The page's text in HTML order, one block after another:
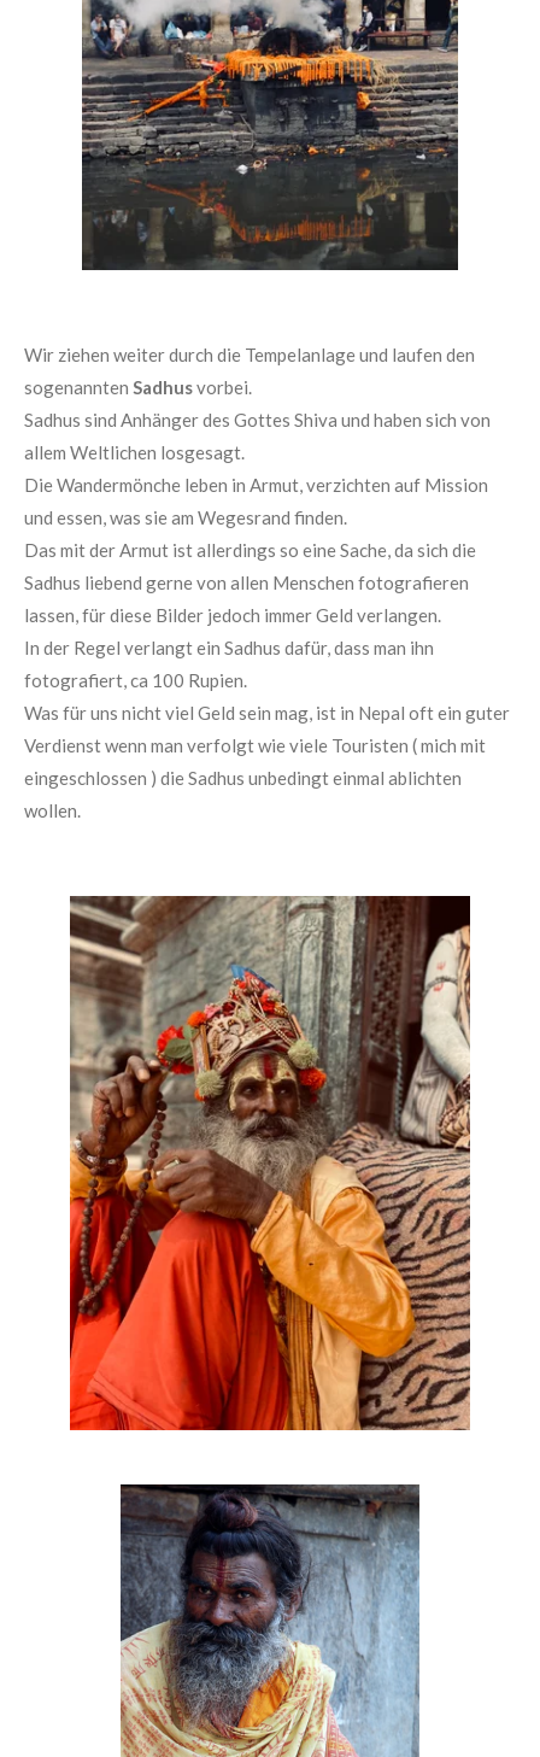
Wir ziehen weiter durch die Tempelanlage und laufen den
sogenannten Sadhusvorbei.
Sadhus sind Anhänger des Gottes Shiva und haben sich von
allem Weltlichen losgesagt.
Die Wandermönche leben in Armut, verzichten auf Mission
und essen, was sie am Wegesrand finden.
Das mit der Armut ist allerdings so eine Sache, da sich die
Sadhus liebend gerne von allen Menschen fotografieren
lassen, für diese Bilder jedoch immer Geld verlangen.
In der Regel verlangt ein Sadhus dafür, dass man ihn
fotografiert, ca 100 Rupien.
Was für uns nicht viel Geld sein mag, ist in Nepal oft ein guter
Verdienst wenn man verfolgt wie viele Touristen ( mich mit
eingeschlossen ) die Sadhus unbedingt einmal ablichten
wollen.